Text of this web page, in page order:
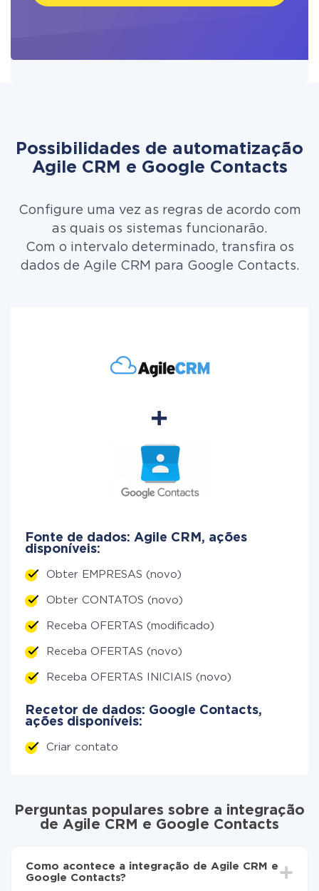
Possibilidades de automatização
Agile CRM e Google Contacts
Configure uma vez as regras de acordo com
as quais os sistemas funcionarão.
Com o intervalo determinado, transfira os
dados de Agile CRM para Google Contacts.
Fonte de dados: Agile CRM, ações
disponíveis:
Obter EMPRESAS (novo)
Obter CONTATOS (novo)
Receba OFERTAS (modificado)
Receba OFERTAS (novo)
Receba OFERTAS INICIAIS (novo)
Recetor de dados: Google Contacts,
ações disponíveis:
Criar contato
Perguntas populares sobre a integração
de Agile CRM e Google Contacts
Como acontece a integração de Agile CRM e
Google Contacts?